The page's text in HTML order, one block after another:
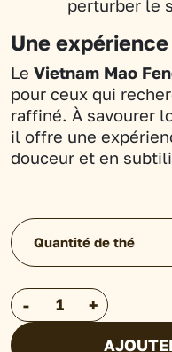
perturber le
Une
Le Vietnam Mao
pour ceux qui
raffiné. À savourer
il offre une
douceur et en
Quantité de thé
quantité
de
- +